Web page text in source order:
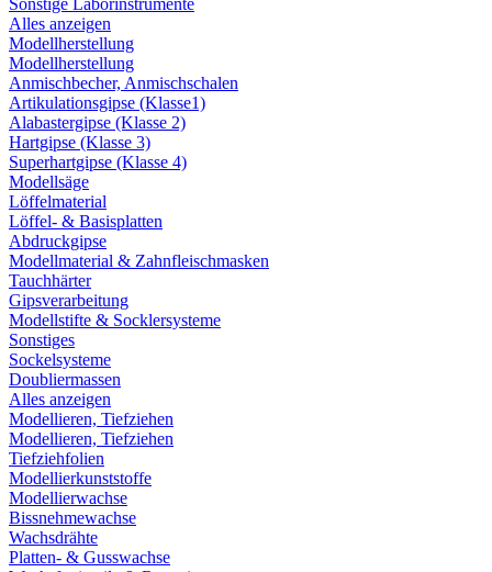
Sonstige Laborinstrumente
Alles anzeigen
Modellherstellung
Modellherstellung
Anmischbecher, Anmischschalen
Artikulationsgipse (Klasse1)
Alabastergipse (Klasse 2)
Hartgipse (Klasse 3)
Superhartgipse (Klasse 4)
Modellsäge
Löffelmaterial
Löffel- & Basisplatten
Abdruckgipse
Modellmaterial & Zahnfleischmasken
Tauchhärter
Gipsverarbeitung
Modellstifte & Socklersysteme
Sonstiges
Sockelsysteme
Doubliermassen
Alles anzeigen
Modellieren, Tiefziehen
Modellieren, Tiefziehen
Tiefziehfolien
Modellierkunststoffe
Modellierwachse
Bissnehmewachse
Wachsdrähte
Platten- & Gusswachse